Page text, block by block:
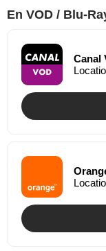
En VOD / Blu-
Canal